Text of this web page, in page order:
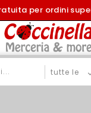
per ordini